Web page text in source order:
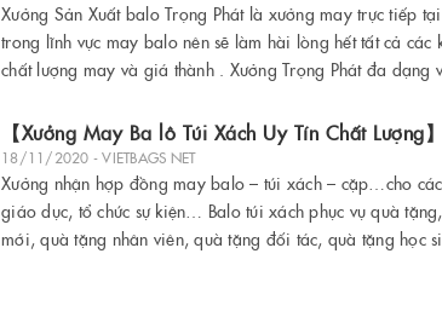
Xưởng Sản Xuất balo Trọng Phát là xưởng may trực tiếp
trong lĩnh vực may balo nên sẽ làm hài lòng hết tất cả các
chất lượng may và giá thành . Xưởng Trọng Phát đa dạng
【Xưởng May Ba lô Túi Xách Uy Tín Chất Lượng】
18/11/2020 - VIETBAGS NET
Xưởng nhận hợp đồng may balo – túi xách – cặp…cho
giáo dục, tổ chức sự kiện… Balo túi xách phục vụ quà
mới, quà tặng nhân viên, quà tặng đối tác, quà tặng học